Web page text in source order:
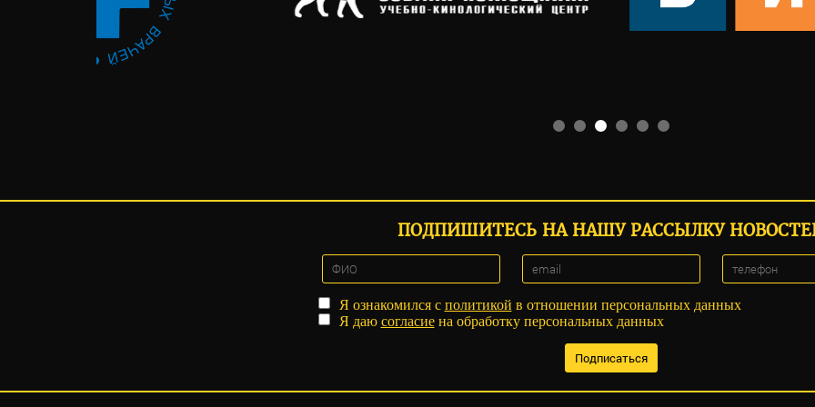
ПОДПИШИТЕСЬ НА НАШУ РАССЫЛКУ
Я ознакомился с политикой в отношении персональных данных
Я даю согласиена обработку персональных данных